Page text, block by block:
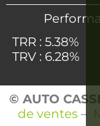
TRR : 5.38%
TRV : 6.28%
© AUTO
de ventes –